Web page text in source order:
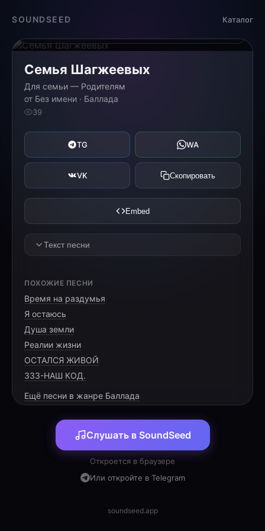
SOUNDSEED Каталог
Семья Шагжеевых
Для семьи — Родителям
от Без имени · Баллада
39
TG WA
VK Скопировать
Embed
Текст песни
Где дом наш — деревня Эрхирик, —
Мы живём, как в сказке, в любви и заботе,
Дарим сыновьям Максиму и Кириллу наш
Мама — целитель, в её руках жизнь.
Питомцы нас радуют, дарят отраду:
Малыш, Джуля, Даша, Белла, Звёздочка,
Добрые, смелые, верные сердцу.
ПОХОЖИЕ ПЕСНИ
Время на раздумья
Я остаюсь
Душа земли
Реалии жизни
ОСТАЛСЯ ЖИВОЙ
333-НАШ КОД.
Ещё песни в жанре Баллада
Слушать в SoundSeed
Откроется в браузере
Или откройте в Telegram
soundseed.app